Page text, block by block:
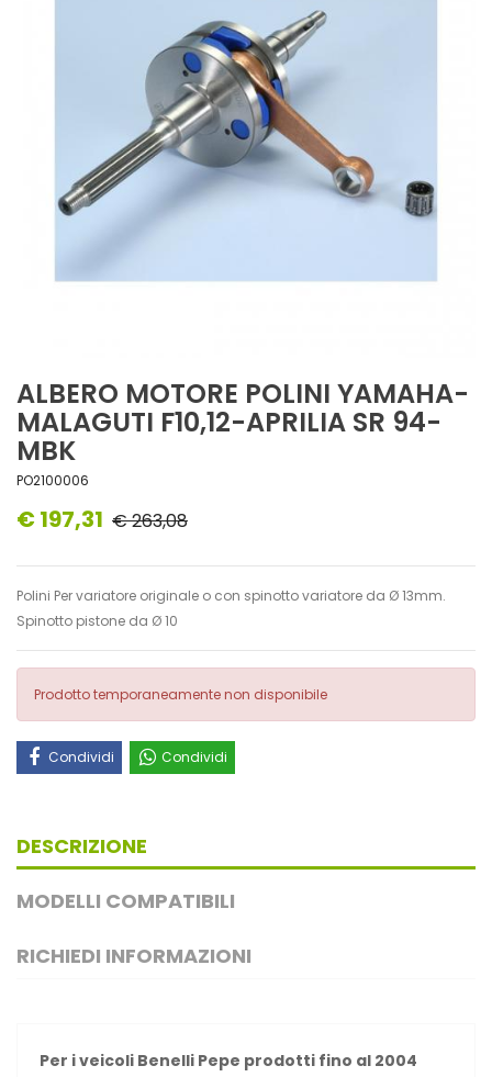
ALBERO MOTORE POLINI YAMAHA-
MALAGUTI F10,12-APRILIA SR 94-
MBK
PO2100006
€ 197,31 € 263,08
Polini Per variatore originale o con spinotto variatore da Ø 13mm.
Spinotto pistone da Ø 10
Prodotto temporaneamente non disponibile
Condividi Condividi
DESCRIZIONE
MODELLI COMPATIBILI
RICHIEDI INFORMAZIONI
Per i veicoli Benelli Pepe prodotti fino al 2004